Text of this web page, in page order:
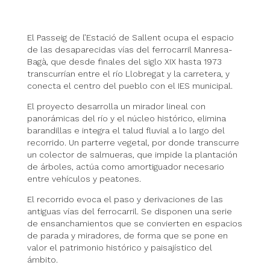
El Passeig de l’Estació de Sallent ocupa el espacio
de las desaparecidas vías del ferrocarril Manresa-
Bagà, que desde finales del siglo XIX hasta 1973
transcurrían entre el río Llobregat y la carretera, y
conecta el centro del pueblo con el IES municipal.
El proyecto desarrolla un mirador lineal con
panorámicas del río y el núcleo histórico, elimina
barandillas e integra el talud fluvial a lo largo del
recorrido. Un parterre vegetal, por donde transcurre
un colector de salmueras, que impide la plantación
de árboles, actúa como amortiguador necesario
entre vehículos y peatones.
El recorrido evoca el paso y derivaciones de las
antiguas vías del ferrocarril. Se disponen una serie
de ensanchamientos que se convierten en espacios
de parada y miradores, de forma que se pone en
valor el patrimonio histórico y paisajístico del
ámbito.